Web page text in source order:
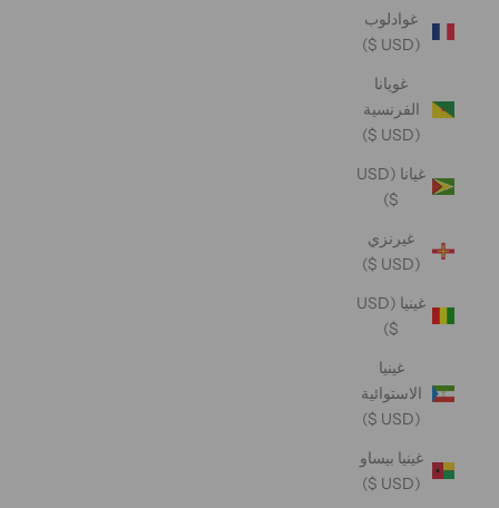
غوادلوب
(USD $)
غويانا
الفرنسية
(USD $)
غيانا (USD
$)
غيرنزي
(USD $)
غينيا (USD
$)
غينيا
الاستوائية
(USD $)
غينيا بيساو
(USD $)